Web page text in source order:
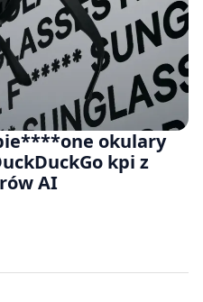
okulary
kpi z
AI